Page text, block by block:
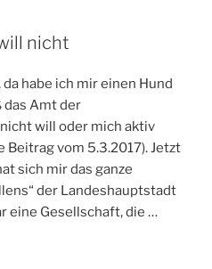
nicht
habe ich mir einen Hund
das Amt der
will oder mich aktiv
vom 5.3.2017). Jetzt
sich mir das ganze
der Landeshauptstadt
eine Gesellschaft, die …